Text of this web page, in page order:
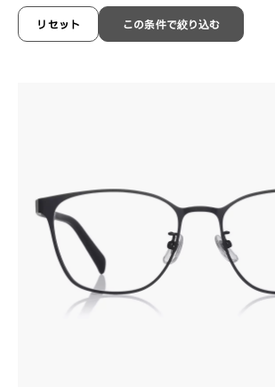
この条件で絞り込む
リセット
OC2001E-5AC1 / Size: L
¥16,000